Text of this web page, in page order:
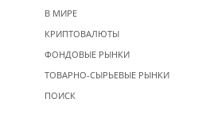
В МИРЕ
КРИПТОВАЛЮТЫ
ФОНДОВЫЕ РЫНКИ
ТОВАРНО-СЫРЬЕВЫЕ РЫНКИ
ПОИСК